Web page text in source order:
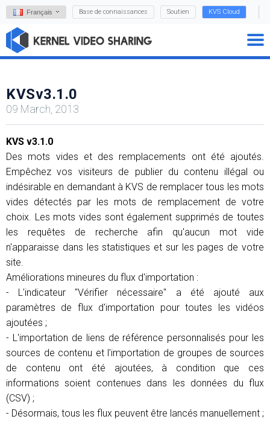
Français Base de connaissances Soutien KVS Cloud
KVSv3.1.0
09 March, 2013
KVS v3.1.0
Des mots vides et des remplacements ont été ajoutés.
Empêchez vos visiteurs de publier du contenu illégal ou
indésirable en demandant à KVS de remplacer tous les mots
vides détectés par les mots de remplacement de votre
choix. Les mots vides sont également supprimés de toutes
les requêtes de recherche afin qu'aucun mot vide
n'apparaisse dans les statistiques et sur les pages de votre
site.
Améliorations mineures du flux d'importation :
- L'indicateur "Vérifier nécessaire" a été ajouté aux
paramètres de flux d'importation pour toutes les vidéos
ajoutées ;
- L'importation de liens de référence personnalisés pour les
sources de contenu et l'importation de groupes de sources
de contenu ont été ajoutées, à condition que ces
informations soient contenues dans les données du flux
(CSV) ;
- Désormais, tous les flux peuvent être lancés manuellement ;